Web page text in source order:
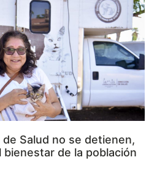
Salud no se detienen,
de la población